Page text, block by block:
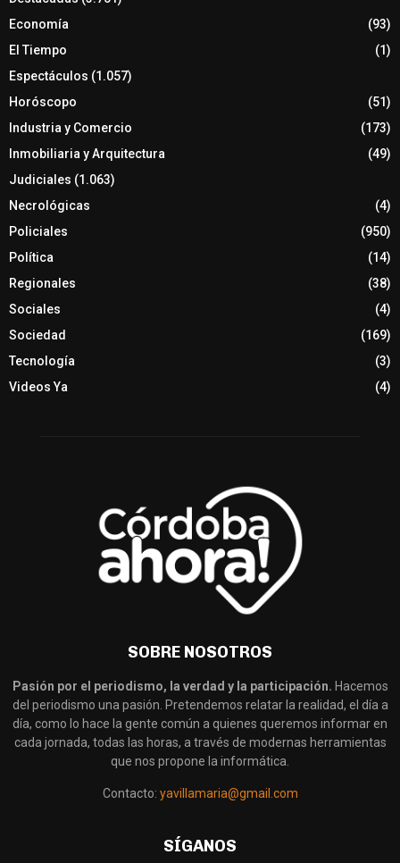
Economía
(93)
El Tiempo
(1)
Espectáculos (1.057)
Horóscopo
(51)
Industria y Comercio
(173)
Inmobiliaria y Arquitectura
(49)
Judiciales (1.063)
Necrológicas
(4)
Policiales
(950)
Política
(14)
Regionales
(38)
Sociales
(4)
Sociedad
(169)
Tecnología
(3)
Videos Ya
(4)
SOBRE NOSOTROS
Pasión por el periodismo, la verdad y la participación. Hacemos
del periodismo una pasión. Pretendemos relatar la realidad, el día a
día, como lo hace la gente común a quienes queremos informar en
cada jornada, todas las horas, a través de modernas herramientas
que nos propone la informática.
Contacto: yavillamaria@gmail.com
SÍGANOS